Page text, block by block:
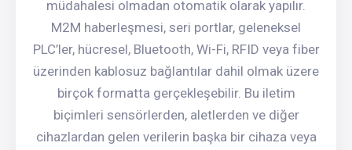
müdahalesi olmadan otomatik olarak yapılır.
M2M haberleşmesi, seri portlar, geleneksel
PLC’ler, hücresel, Bluetooth, Wi-Fi, RFID veya fiber
üzerinden kablosuz bağlantılar dahil olmak üzere
birçok formatta gerçekleşebilir. Bu iletim
biçimleri sensörlerden, aletlerden ve diğer
cihazlardan gelen verilerin başka bir cihaza veya